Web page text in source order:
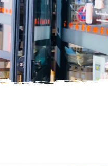
Boissons
Cave à vins – Bières –
Céréales – Graines – Fruits
Conserves
Cosmétiques
Crèmerie – Charcutaille
et condiments
et légumes (Paniers)
sucrées